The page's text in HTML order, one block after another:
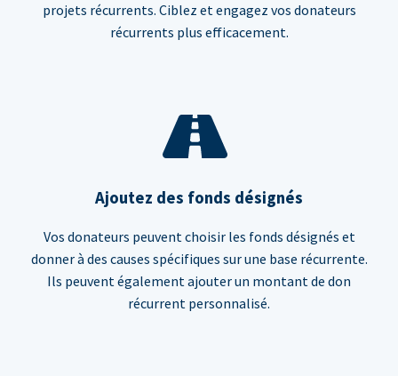
projets récurrents. Ciblez et engagez vos donateurs
récurrents plus efficacement.
Ajoutez des fonds désignés
Vos donateurs peuvent choisir les fonds désignés et
donner à des causes spécifiques sur une base récurrente.
Ils peuvent également ajouter un montant de don
récurrent personnalisé.